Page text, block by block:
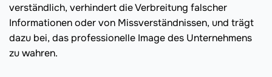
verständlich, verhindert die Verbreitung falscher
Informationen oder von Missverständnissen, und trägt
dazu bei, das professionelle Image des Unternehmens
zu wahren.